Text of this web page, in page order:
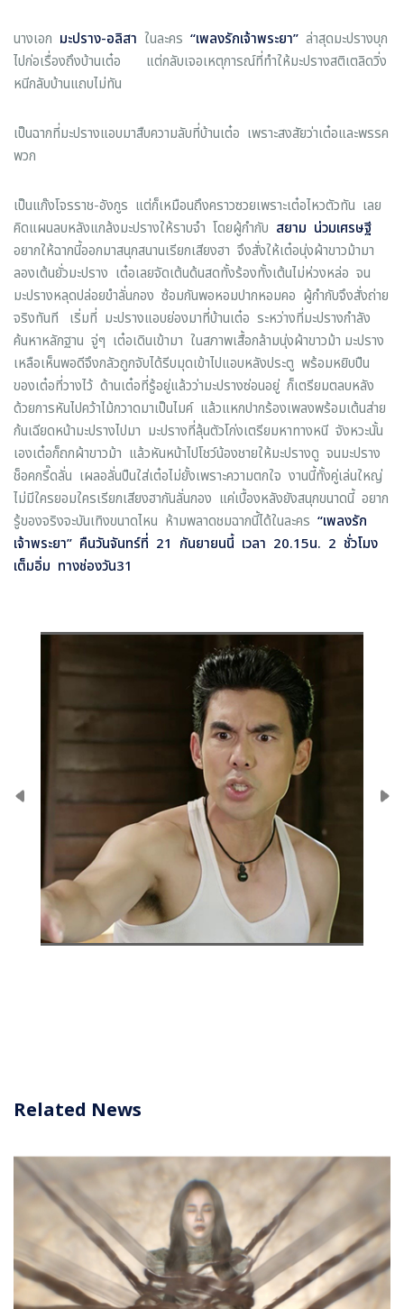
นางเอก มะปราง-อลิสา ในละคร “เพลงรักเจ้าพระยา” ล่าสุดมะปรางบุก
ไปก่อเรื่องถึงบ้านเต๋อ แต่กลับเจอเหตุการณ์ที่ทำให้มะปรางสติเตลิดวิ่ง
หนีกลับบ้านแถบไม่ทัน
เป็นฉากที่มะปรางแอบมาสืบความลับที่บ้านเต๋อ เพราะสงสัยว่าเต๋อและพรรค
พวก
เป็นแก๊งโจรราช-อังกูร แต่ก็เหมือนถึงคราวซวยเพราะเต๋อไหวตัวทัน เลย
คิดแผนลบหลังแกล้งมะปรางให้ราบจำ โดยผู้กำกับ สยาม น่วมเศรษฐี
อยากให้ฉากนี้ออกมาสนุกสนานเรียกเสียงฮา จึงสั่งให้เต๋อนุ่งผ้าขาวม้ามา
ลองเต้นยั่วมะปราง เต๋อเลยจัดเต้นด้นสดทั้งร้องทั้งเต้นไม่ห่วงหล่อ จน
มะปรางหลุดปล่อยขำลั่นกอง ซ้อมกันพอหอมปากหอมคอ ผู้กำกับจึงสั่งถ่าย
จริงทันที เริ่มที่ มะปรางแอบย่องมาที่บ้านเต๋อ ระหว่างที่มะปรางกำลัง
ค้นหาหลักฐาน จู่ๆ เต๋อเดินเข้ามา ในสภาพเสื้อกล้ามนุ่งผ้าขาวม้า มะปราง
เหลือเห็นพอดีจึงกลัวถูกจับได้รีบมุดเข้าไปแอบหลังประตู พร้อมหยิบปืน
ของเต๋อที่วางไว้ ด้านเต๋อที่รู้อยู่แล้วว่ามะปรางซ่อนอยู่ ก็เตรียมตลบหลัง
ด้วยการหันไปคว้าไม้กวาดมาเป็นไมค์ แล้วแหกปากร้องเพลงพร้อมเต้นส่าย
ก้นเฉียดหน้ามะปรางไปมา มะปรางที่ลุ้นตัวโก่งเตรียมหาทางหนี จังหวะนั้น
เองเต๋อก็ถกผ้าขาวม้า แล้วหันหน้าไปโชว์น้องชายให้มะปรางดู จนมะปราง
ช็อคกรี๊ดลั่น เผลอลั่นปืนใส่เต๋อไม่ยั้งเพราะความตกใจ งานนี้ทั้งคู่เล่นใหญ่
ไม่มีใครยอมใครเรียกเสียงฮากันลั่นกอง แค่เบื้องหลังยังสนุกขนาดนี้ อยาก
รู้ของจริงจะบันเทิงขนาดไหน ห้ามพลาดชมฉากนี้ได้ในละคร “เพลงรัก
เจ้าพระยา” คืนวันจันทร์ที่ 21 กันยายนนี้ เวลา 20.15น. 2 ชั่วโมง
เต็มอิ่ม ทางช่องวัน31
Related News